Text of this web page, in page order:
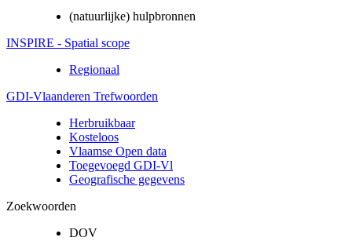
(natuurlijke) hulpbronnen
INSPIRE - Spatial scope
Regionaal
GDI-Vlaanderen Trefwoorden
Herbruikbaar
Kosteloos
Vlaamse Open data
Toegevoegd GDI-Vl
Geografische gegevens
Zoekwoorden
DOV